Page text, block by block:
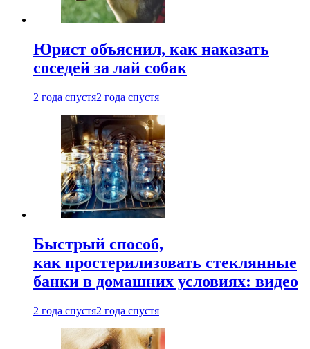
Юрист объяснил, как наказать
соседей за лай собак
2 года спустя2 года спустя
Быстрый способ,
как простерилизовать стеклянные
банки в домашних условиях: видео
2 года спустя2 года спустя